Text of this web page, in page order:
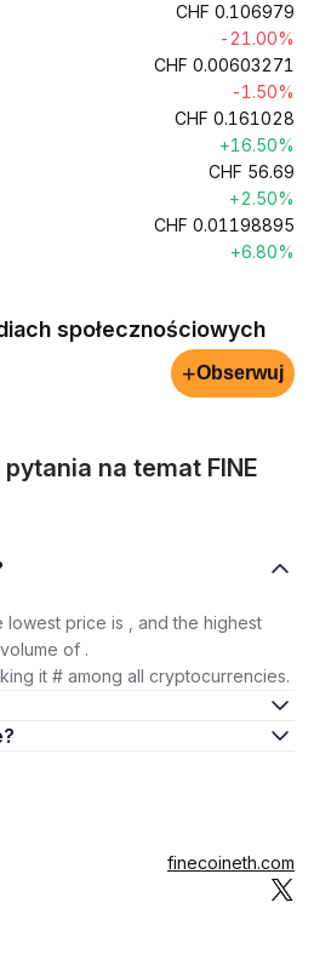
CHF 0.106979
-21.00%
CHF 0.00603271
-1.50%
CHF 0.161028
+16.50%
CHF 56.69
+2.50%
CHF 0.01198895
+6.80%
społecznościowych
+Obserwuj
na temat FINE
lowest price is , and the highest
of .
it # among all cryptocurrencies.
finecoineth.com